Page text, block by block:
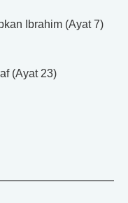
Ibrahim (Ayat 7)
(Ayat 23)